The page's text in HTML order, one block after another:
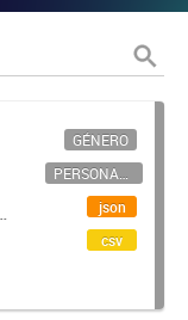
GÉNERO
PERSONAL CIENTÍFICO-TECNOLÓGICO
json
csv